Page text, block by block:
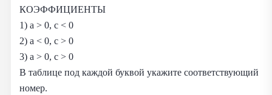
КОЭФФИЦИЕНТЫ
1) a > 0, c < 0
2) a < 0, c > 0
3) a > 0, c > 0
В таблице под каждой буквой укажите соответствующий
номер.